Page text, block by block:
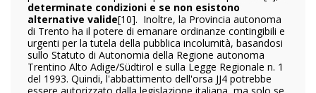
determinate condizioni e se non esistono
alternative valide[10]. Inoltre, la Provincia autonoma
di Trento ha il potere di emanare ordinanze contingibili e
urgenti per la tutela della pubblica incolumità, basandosi
sullo Statuto di Autonomia della Regione autonoma
Trentino Alto Adige/Südtirol e sulla Legge Regionale n. 1
del 1993. Quindi, l'abbattimento dell'orsa JJ4 potrebbe
essere autorizzato dalla legislazione italiana, ma solo se